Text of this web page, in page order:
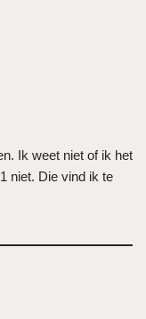
Ik weet niet of ik het
niet. Die vind ik te